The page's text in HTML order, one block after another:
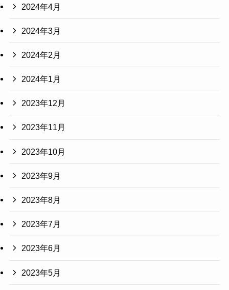
2024年4月
2024年3月
2024年2月
2024年1月
2023年12月
2023年11月
2023年10月
2023年9月
2023年8月
2023年7月
2023年6月
2023年5月